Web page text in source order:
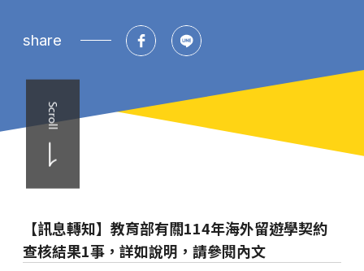
share
Scroll
【訊息轉知】教育部有關114年海外留遊學契約
查核結果1事，詳如說明，請參閱內文